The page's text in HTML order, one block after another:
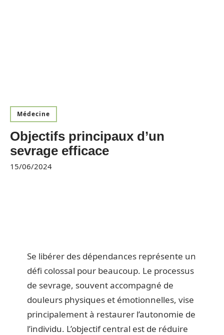
Médecine
Objectifs principaux d’un
sevrage efficace
15/06/2024
Se libérer des dépendances représente un
défi colossal pour beaucoup. Le processus
de sevrage, souvent accompagné de
douleurs physiques et émotionnelles, vise
principalement à restaurer l’autonomie de
l’individu. L’objectif central est de réduire